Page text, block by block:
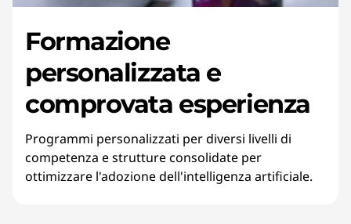
Formazione
personalizzata e
comprovata esperienza
Programmi personalizzati per diversi livelli di
competenza e strutture consolidate per
ottimizzare l'adozione dell'intelligenza artificiale.